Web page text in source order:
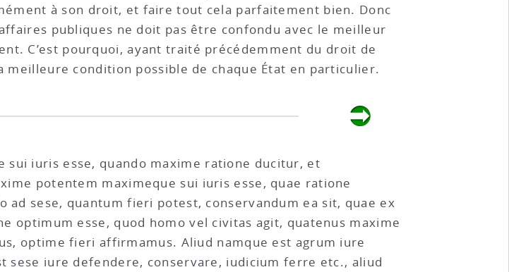
à son droit, et faire tout cela parfaitement bien. Donc
publiques ne doit pas être confondu avec le meilleur
C’est pourquoi, ayant traité précédemment du droit de
condition possible de chaque État en particulier.
iuris esse, quando maxime ratione ducitur, et
potentem maximeque sui iuris esse, quae ratione
sese, quantum fieri potest, conservandum ea sit, quae ex
esse, quod homo vel civitas agit, quatenus maxime
optime fieri affirmamus. Aliud namque est agrum iure
sese iure defendere, conservare, iudicium ferre etc., aliud